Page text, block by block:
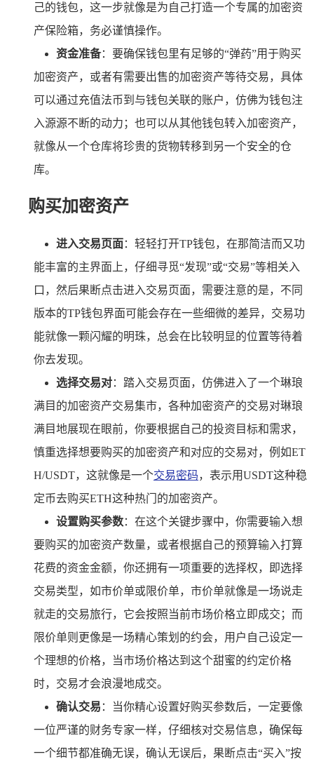
己的钱包，这一步就像是为自己打造一个专属的加密资
产保险箱，务必谨慎操作。
资金准备：要确保钱包里有足够的“弹药”用于购买
加密资产，或者有需要出售的加密资产等待交易，具体
可以通过充值法币到与钱包关联的账户，仿佛为钱包注
入源源不断的动力；也可以从其他钱包转入加密资产，
就像从一个仓库将珍贵的货物转移到另一个安全的仓
库。
购买加密资产
进入交易页面：轻轻打开TP钱包，在那简洁而又功
能丰富的主界面上，仔细寻觅“发现”或“交易”等相关入
口，然后果断点击进入交易页面，需要注意的是，不同
版本的TP钱包界面可能会存在一些细微的差异，交易功
能就像一颗闪耀的明珠，总会在比较明显的位置等待着
你去发现。
选择交易对：踏入交易页面，仿佛进入了一个琳琅
满目的加密资产交易集市，各种加密资产的交易对琳琅
满目地展现在眼前，你要根据自己的投资目标和需求，
慎重选择想要购买的加密资产和对应的交易对，例如ET
H/USDT，这就像是一个交易密码，表示用USDT这种稳
定币去购买ETH这种热门的加密资产。
设置购买参数：在这个关键步骤中，你需要输入想
要购买的加密资产数量，或者根据自己的预算输入打算
花费的资金金额，你还拥有一项重要的选择权，即选择
交易类型，如市价单或限价单，市价单就像是一场说走
就走的交易旅行，它会按照当前市场价格立即成交；而
限价单则更像是一场精心策划的约会，用户自己设定一
个理想的价格，当市场价格达到这个甜蜜的约定价格
时，交易才会浪漫地成交。
确认交易 ：当你精心设置好购买参数后，一定要像
一位严谨的财务专家一样，仔细核对交易信息，确保每
一个细节都准确无误，确认无误后，果断点击“买入”按